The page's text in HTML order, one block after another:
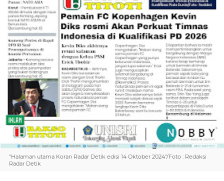
"Halaman utama Koran Radar Detik edisi 14 Oktober 2024"/Foto : Redaksi
Radar Detik